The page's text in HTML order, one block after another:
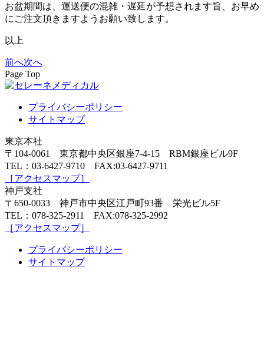
お盆期間は、運送便の混雑・遅延が予想されます旨、お早め
にご注文頂きますようお願い致します。
以上
前へ次へ
Page Top
プライバシーポリシー
サイトマップ
東京本社
〒104-0061 東京都中央区銀座7-4-15 RBM銀座ビル9F
TEL：03-6427-9710 FAX:03-6427-9711
［アクセスマップ］
神戸支社
〒650-0033 神戸市中央区江戸町93番 栄光ビル5F
TEL：078-325-2911 FAX:078-325-2992
［アクセスマップ］
プライバシーポリシー
サイトマップ